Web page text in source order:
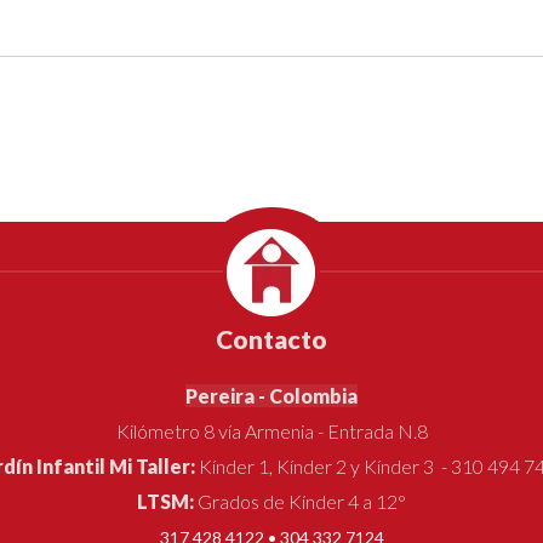
Contacto
Pereira - Colombia
Kilómetro 8 vía Armenia - Entrada N.8
Infantil Mi Taller: Kínder 1, Kínder 2 y Kínder 3 - 310 494
LTSM: Grados de Kínder 4 a 12°
317 428 4122 • 304 332 7124